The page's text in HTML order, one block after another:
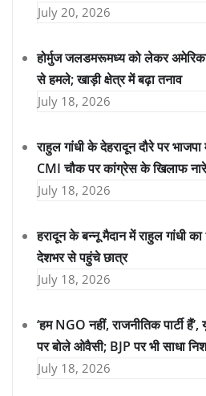
July 20, 2026
होर्मुज जलडमरूमध्य को लेकर
से हमले; खाड़ी क्षेत्र में बढ़ा तनाव
July 18, 2026
राहुल गांधी के देहरादून दौरे पर भाजपा
CMI चौक पर कांग्रेस के खिलाफ
July 18, 2026
हरादून के बन्नू मैदान में राहुल गांधी का
देशभर से पहुंचे छात्र
July 18, 2026
‘हम NGO नहीं, राजनीतिक पार्टी
पर बोले ओवैसी; BJP पर भी साधा
July 18, 2026